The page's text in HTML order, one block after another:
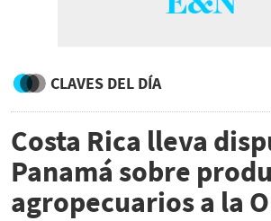
CLAVES DEL DÍA
Costa Rica lleva
Panamá sobre
agropecuarios a la